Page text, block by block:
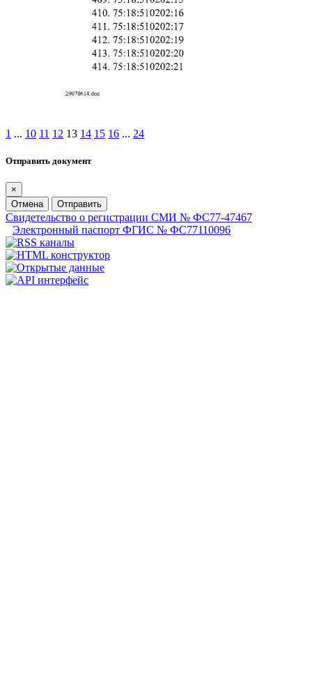
1 ... 10 11 12 13 14 15 16 ... 24
Отправить документ
×
Отмена
Отправить
Свидетельство о регистрации СМИ № ФС77-47467
Электронный паспорт ФГИС № ФС77110096